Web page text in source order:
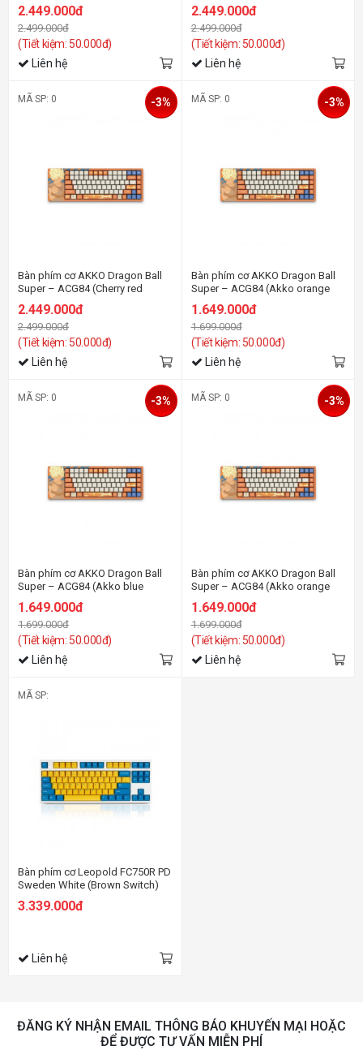
switch)
2.449.000đ
2.499.000đ
(Tiết kiệm: 50.000đ)
Liên hệ
switch)
2.449.000đ
2.499.000đ
(Tiết kiệm: 50.000đ)
Liên hệ
MÃ SP: 0
Bàn phím cơ AKKO Dragon Ball
Super – ACG84 (Cherry red
2.449.000đ
2.499.000đ
(Tiết kiệm: 50.000đ)
-3%
Liên hệ
MÃ SP: 0
Bàn phím cơ AKKO Dragon Ball
Super – ACG84 (Akko orange
1.649.000đ
1.699.000đ
(Tiết kiệm: 50.000đ)
-3%
Liên hệ
MÃ SP: 0
Bàn phím cơ AKKO Dragon Ball
Super – ACG84 (Akko blue
switch)
1.649.000đ
1.699.000đ
(Tiết kiệm: 50.000đ)
-3%
Liên hệ
MÃ SP: 0
Bàn phím cơ AKKO Dragon Ball
Super – ACG84 (Akko orange
switch)
1.649.000đ
1.699.000đ
(Tiết kiệm: 50.000đ)
-3%
Liên hệ
MÃ SP:
Bàn phím cơ Leopold FC750R PD
Sweden White (Brown Switch)
3.339.000đ
Liên hệ
ĐĂNG KÝ NHẬN EMAIL THÔNG BÁO KHUYẾN MẠI HOẶC
ĐỂ ĐƯỢC TƯ VẤN MIỄN PHÍ